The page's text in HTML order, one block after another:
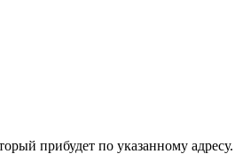
прибудет по указанному адресу.